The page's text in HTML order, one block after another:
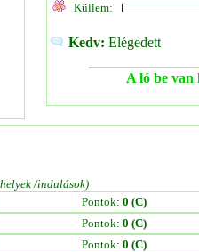
Küllem:
Kedv: Elégedett
A ló be van
/indulások)
Pontok: 0 (C)
Pontok: 0 (C)
Pontok: 0 (C)